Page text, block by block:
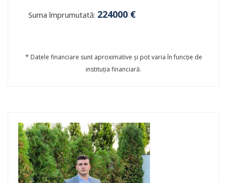
Suma împrumutată: 224000 €
* Datele financiare sunt aproximative și pot varia în funcție de
instituția financiară.